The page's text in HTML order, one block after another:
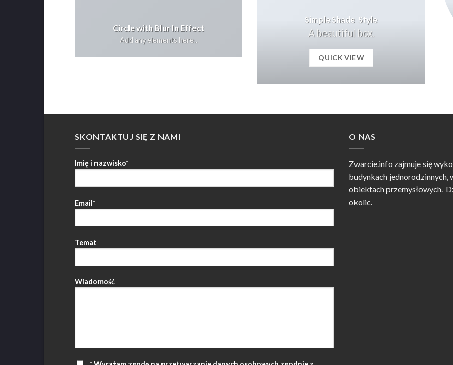
Circle with Blur In Effect
Add any elements here..
Simple Shade Style
A beautiful box.
QUICK VIEW
SKONTAKTUJ SIĘ Z NAMI
Imię i nazwisko*
Email*
Temat
Wiadomość
O NAS
Zwarcie.info zajmuje się
budynkach jednorodzinnych,
obiektach przemysłowych.
okolic.